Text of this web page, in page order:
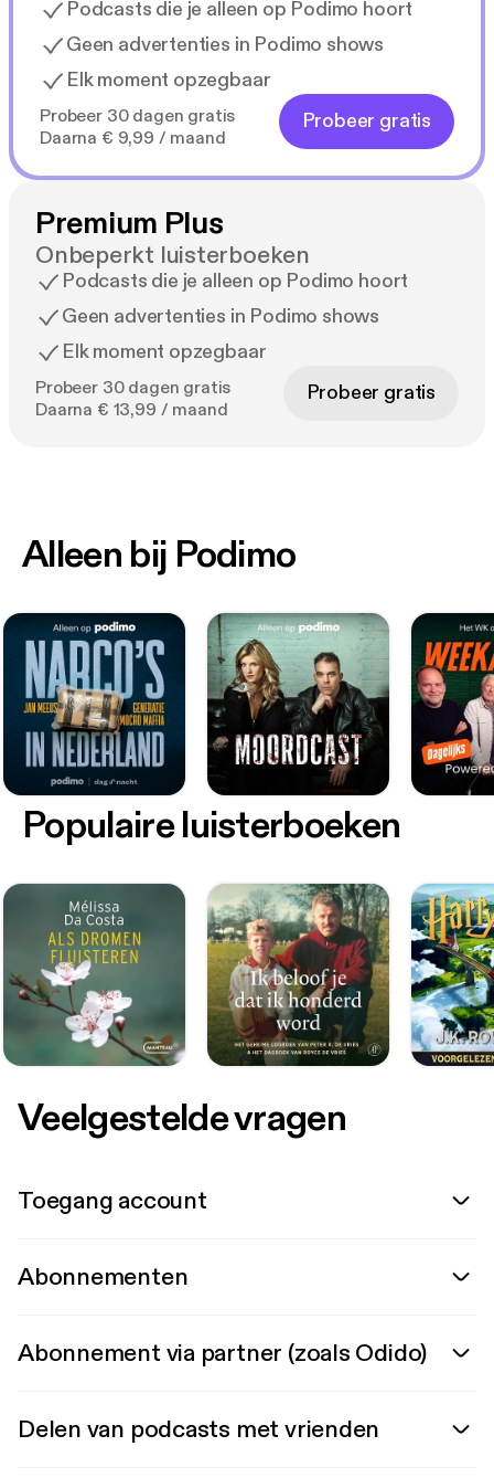
Podcasts die je alleen op Podimo hoort
Geen advertenties in Podimo shows
Elk moment opzegbaar
Probeer 30 dagen gratis
Daarna € 9,99 / maand
Probeer gratis
Premium Plus
Onbeperkt luisterboeken
Podcasts die je alleen op Podimo hoort
Geen advertenties in Podimo shows
Elk moment opzegbaar
Probeer 30 dagen gratis
Daarna € 13,99 / maand
Probeer gratis
Alleen bij Podimo
Populaire luisterboeken
Veelgestelde vragen
Toegang account
Abonnementen
Abonnement via partner (zoals Odido)
Delen van podcasts met vrienden